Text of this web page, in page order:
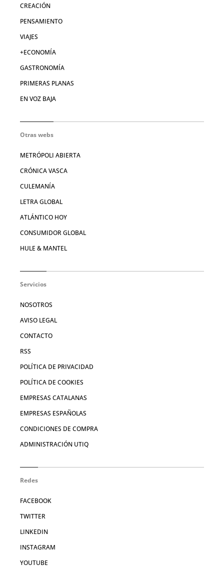
CREACIÓN
PENSAMIENTO
VIAJES
+ECONOMÍA
GASTRONOMÍA
PRIMERAS PLANAS
EN VOZ BAJA
Otras webs
METRÓPOLI ABIERTA
CRÓNICA VASCA
CULEMANÍA
LETRA GLOBAL
ATLÁNTICO HOY
CONSUMIDOR GLOBAL
HULE & MANTEL
Servicios
NOSOTROS
AVISO LEGAL
CONTACTO
RSS
POLÍTICA DE PRIVACIDAD
POLÍTICA DE COOKIES
EMPRESAS CATALANAS
EMPRESAS ESPAÑOLAS
CONDICIONES DE COMPRA
ADMINISTRACIÓN UTIQ
Redes
FACEBOOK
TWITTER
LINKEDIN
INSTAGRAM
YOUTUBE